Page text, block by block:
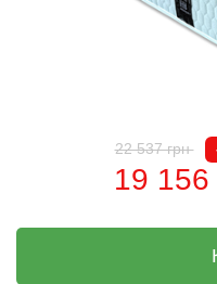
22 537 грн
19 156